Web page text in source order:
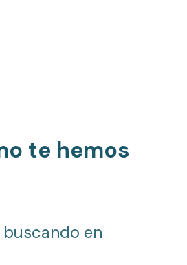
te hemos
en